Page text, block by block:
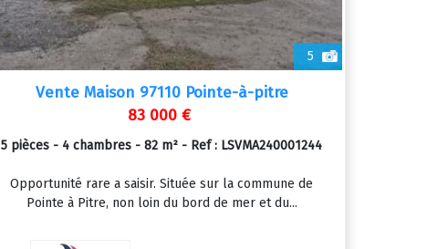
5
Vente Maison 97110 Pointe-à-pitre
83 000 €
5 pièces - 4 chambres - 82 m² - Ref : LSVMA240001244
Opportunité rare a saisir. Située sur la commune de
Pointe à Pitre, non loin du bord de mer et du...